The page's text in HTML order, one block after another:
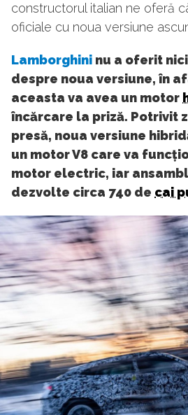
constructorul italian ne oferă
oficiale cu noua versiune
Lamborghini nu a oferit
despre noua versiune, în
aceasta va avea un motor
încărcare la priză. Potrivit
presă, noua versiune
un motor V8 care va
motor electric, iar
dezvolte circa 740 de cai